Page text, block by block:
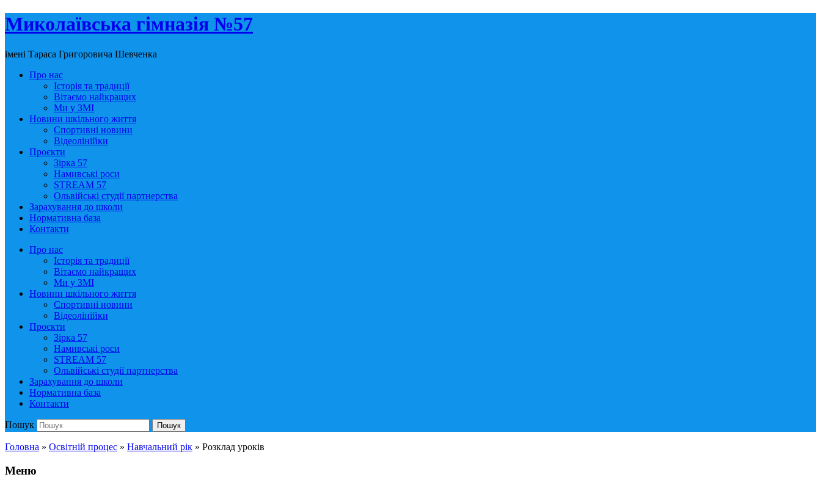
Миколаївська гімназія №57
імені Тараса Григоровича Шевченка
Про нас
Історія та традиції
Вітаємо найкращих
Ми у ЗМІ
Новини шкільного життя
Спортивні новини
Відеолінійки
Проєкти
Зірка 57
Намивські роси
STREAM 57
Ольвійські студії партнерства
Зарахування до школи
Нормативна база
Контакти
Про нас
Історія та традиції
Вітаємо найкращих
Ми у ЗМІ
Новини шкільного життя
Спортивні новини
Відеолінійки
Проєкти
Зірка 57
Намивські роси
STREAM 57
Ольвійські студії партнерства
Зарахування до школи
Нормативна база
Контакти
Пошук Пошук
Головна » Освітній процес » Навчальний рік » Розклад уроків
Меню